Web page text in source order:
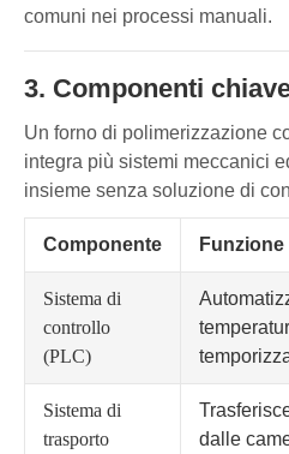
comuni nei processi manuali.
3. Componenti
Un forno di polimerizzazione
integra più sistemi meccanici
insieme senza soluzione di
Componente Funzione
Sistema di
controllo
(PLC)
Sistema di
trasporto
dalle